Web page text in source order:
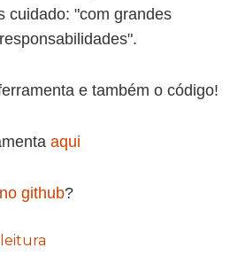
cuidado: "com grandes
e também o código!
aqui
github?
leitura